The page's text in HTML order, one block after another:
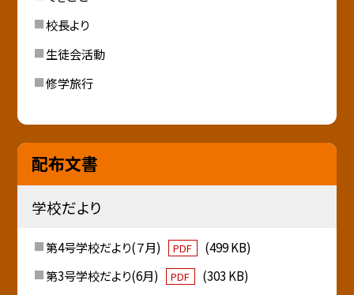
校長より
生徒会活動
修学旅行
配布文書
学校だより
第4号学校だより(７月) PDF
(499 KB)
第3号学校だより(6月)
PDF
(303 KB)